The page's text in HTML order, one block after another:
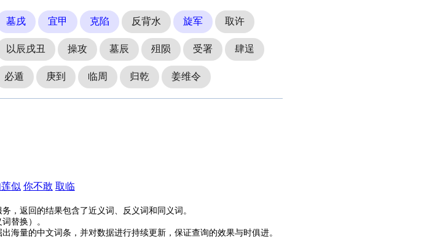
墓戌 宜甲 克陷 反背水 旋军 取许
以辰戌丑 操攻 墓辰 殂陨 受署 肆逞
必遁 庚到 临周 归乾 姜维令
似 你不敢 取临
，返回的结果包含了近义词、反义词和同义词。
替换）。
海量的中文词条，并对数据进行持续更新，保证查询的效果与时俱进。